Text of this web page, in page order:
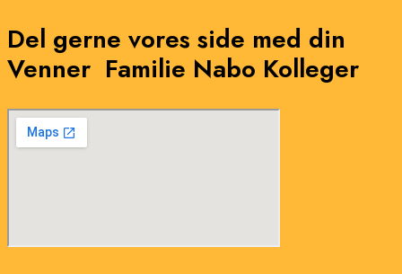
Del gerne vores side med din
Venner Familie Nabo Kolleger